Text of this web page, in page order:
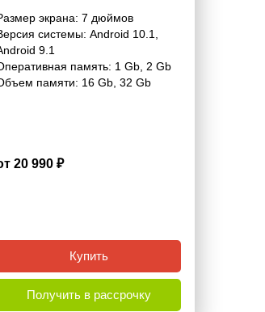
экрана: 7 дюймов
системы: Android 10.1
9.1
память: 1 Gb 2 Gb
памяти: 16 Gb 32 Gb
20 990 ₽
Купить
Получить в рассрочку